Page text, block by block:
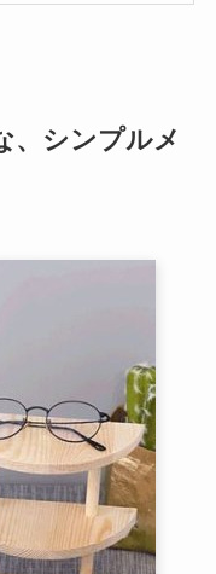
、シンプルメ